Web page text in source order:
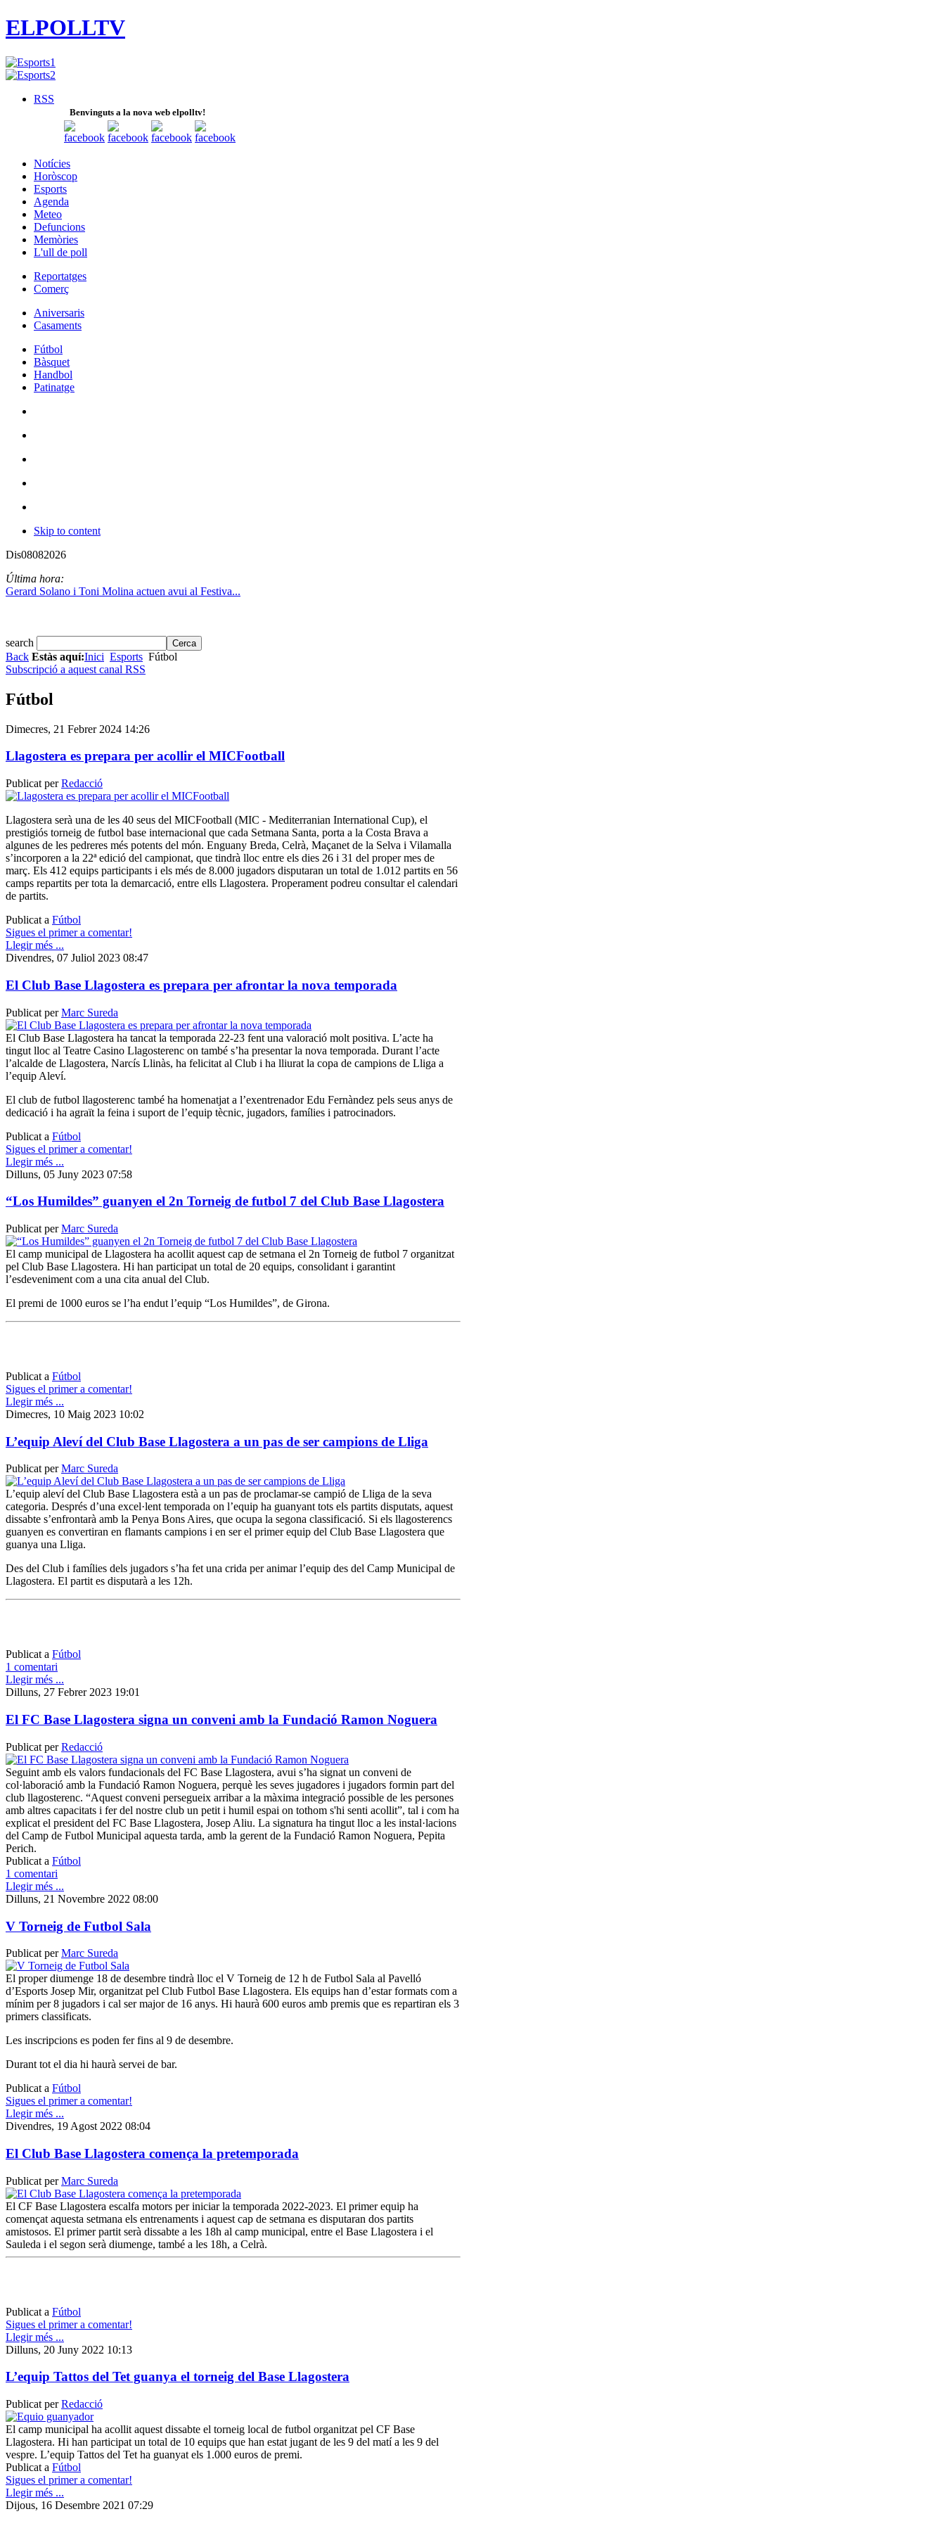
ELPOLLTV
RSS
Benvinguts a la nova web elpolltv!
Notícies
Horòscop
Esports
Agenda
Meteo
Defuncions
Memòries
L'ull de poll
Reportatges
Comerç
Aniversaris
Casaments
Fútbol
Bàsquet
Handbol
Patinatge
Skip to content
Dis08082026
Última hora:
Gerard Solano i Toni Molina actuen avui al Festiva...
search
Back Estàs aquí:Inici Esports Fútbol
Subscripció a aquest canal RSS
Fútbol
Dimecres, 21 Febrer 2024 14:26
Llagostera es prepara per acollir el MICFootball
Publicat perRedacció
Llagostera serà una de les 40 seus del MICFootball (MIC - Mediterranian International Cup), el
prestigiós torneig de futbol base internacional que cada Setmana Santa, porta a la Costa Brava a
algunes de les pedreres més potents del món. Enguany Breda, Celrà, Maçanet de la Selva i Vilamalla
s’incorporen a la 22ª edició del campionat, que tindrà lloc entre els dies 26 i 31 del proper mes de
març. Els 412 equips participants i els més de 8.000 jugadors disputaran un total de 1.012 partits en 56
camps repartits per tota la demarcació, entre ells Llagostera. Properament podreu consultar el calendari
de partits.
Publicat a Fútbol
Sigues el primer a comentar!
Llegir més ...
Divendres, 07 Juliol 2023 08:47
El Club Base Llagostera es prepara per afrontar la nova temporada
Publicat perMarc Sureda
El Club Base Llagostera ha tancat la temporada 22-23 fent una valoració molt positiva. L’acte ha
tingut lloc al Teatre Casino Llagosterenc on també s’ha presentar la nova temporada. Durant l’acte
l’alcalde de Llagostera, Narcís Llinàs, ha felicitat al Club i ha lliurat la copa de campions de Lliga a
l’equip Aleví.
El club de futbol llagosterenc també ha homenatjat a l’exentrenador Edu Fernàndez pels seus anys de
dedicació i ha agraït la feina i suport de l’equip tècnic, jugadors, famílies i patrocinadors.
Publicat a Fútbol
Sigues el primer a comentar!
Llegir més ...
Dilluns, 05 Juny 2023 07:58
“Los Humildes” guanyen el 2n Torneig de futbol 7 del Club Base Llagostera
Publicat perMarc Sureda
El camp municipal de Llagostera ha acollit aquest cap de setmana el 2n Torneig de futbol 7 organitzat
pel Club Base Llagostera. Hi han participat un total de 20 equips, consolidant i garantint
l’esdeveniment com a una cita anual del Club.
El premi de 1000 euros se l’ha endut l’equip “Los Humildes”, de Girona.
Publicat a Fútbol
Sigues el primer a comentar!
Llegir més ...
Dimecres, 10 Maig 2023 10:02
L’equip Aleví del Club Base Llagostera a un pas de ser campions de Lliga
Publicat perMarc Sureda
L’equip aleví del Club Base Llagostera està a un pas de proclamar-se campió de Lliga de la seva
categoria. Després d’una excel·lent temporada on l’equip ha guanyant tots els partits disputats, aquest
dissabte s’enfrontarà amb la Penya Bons Aires, que ocupa la segona classificació. Si els llagosterencs
guanyen es convertiran en flamants campions i en ser el primer equip del Club Base Llagostera que
guanya una Lliga.
Des del Club i famílies dels jugadors s’ha fet una crida per animar l’equip des del Camp Municipal de
Llagostera. El partit es disputarà a les 12h.
Publicat a Fútbol
1 comentari
Llegir més ...
Dilluns, 27 Febrer 2023 19:01
El FC Base Llagostera signa un conveni amb la Fundació Ramon Noguera
Publicat perRedacció
Seguint amb els valors fundacionals del FC Base Llagostera, avui s’ha signat un conveni de
col·laboració amb la Fundació Ramon Noguera, perquè les seves jugadores i jugadors formin part del
club llagosterenc. “Aquest conveni persegueix arribar a la màxima integració possible de les persones
amb altres capacitats i fer del nostre club un petit i humil espai on tothom s'hi senti acollit”, tal i com ha
explicat el president del FC Base Llagostera, Josep Aliu. La signatura ha tingut lloc a les instal·lacions
del Camp de Futbol Municipal aquesta tarda, amb la gerent de la Fundació Ramon Noguera, Pepita
Perich.
Publicat a Fútbol
1 comentari
Llegir més ...
Dilluns, 21 Novembre 2022 08:00
V Torneig de Futbol Sala
Publicat perMarc Sureda
El proper diumenge 18 de desembre tindrà lloc el V Torneig de 12 h de Futbol Sala al Pavelló
d’Esports Josep Mir, organitzat pel Club Futbol Base Llagostera. Els equips han d’estar formats com a
mínim per 8 jugadors i cal ser major de 16 anys. Hi haurà 600 euros amb premis que es repartiran els 3
primers classificats.
Les inscripcions es poden fer fins al 9 de desembre.
Durant tot el dia hi haurà servei de bar.
Publicat a Fútbol
Sigues el primer a comentar!
Llegir més ...
Divendres, 19 Agost 2022 08:04
El Club Base Llagostera comença la pretemporada
Publicat perMarc Sureda
El CF Base Llagostera escalfa motors per iniciar la temporada 2022-2023. El primer equip ha
començat aquesta setmana els entrenaments i aquest cap de setmana es disputaran dos partits
amistosos. El primer partit serà dissabte a les 18h al camp municipal, entre el Base Llagostera i el
Sauleda i el segon serà diumenge, també a les 18h, a Celrà.
Publicat a Fútbol
Sigues el primer a comentar!
Llegir més ...
Dilluns, 20 Juny 2022 10:13
L’equip Tattos del Tet guanya el torneig del Base Llagostera
Publicat perRedacció
El camp municipal ha acollit aquest dissabte el torneig local de futbol organitzat pel CF Base
Llagostera. Hi han participat un total de 10 equips que han estat jugant de les 9 del matí a les 9 del
vespre. L’equip Tattos del Tet ha guanyat els 1.000 euros de premi.
Publicat a Fútbol
Sigues el primer a comentar!
Llegir més ...
Dijous, 16 Desembre 2021 07:29